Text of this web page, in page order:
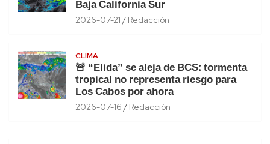
Baja California Sur
2026-07-21 Redacción
CLIMA
🚨 “Elida” se aleja de BCS: tormenta
tropical no representa riesgo para
Los Cabos por ahora
2026-07-16 Redacción